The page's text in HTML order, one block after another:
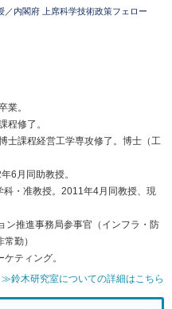
／内閣府 上席科学技術政策フェロー
業。
程修了。
士課程経営工学専攻修了。博士（工
6月同助教授。
・准教授。2011年4月同教授、現
ン推進事務局参事官（インフラ・防
勤）
ティング。
≫鈴木研究室についての詳細はこちら